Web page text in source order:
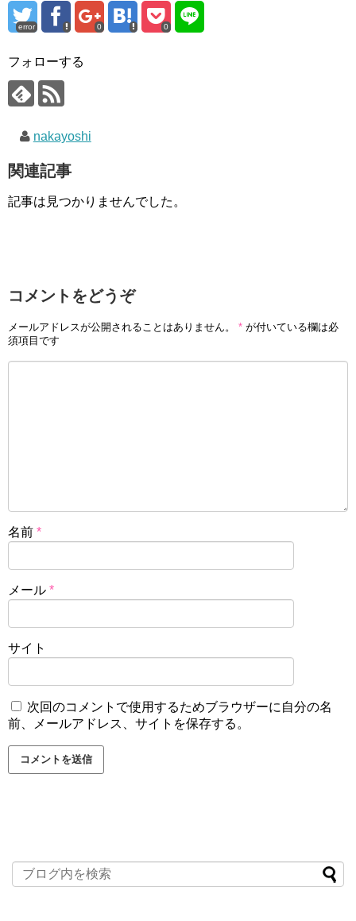
error 0 0
フォローする
nakayoshi
関連記事
記事は見つかりませんでした。
コメントをどうぞ
メールアドレスが公開されることはありません。 * が付いている欄は必
須項目です
名前 *
メール *
サイト
次回のコメントで使用するためブラウザーに自分の名
前、メールアドレス、サイトを保存する。